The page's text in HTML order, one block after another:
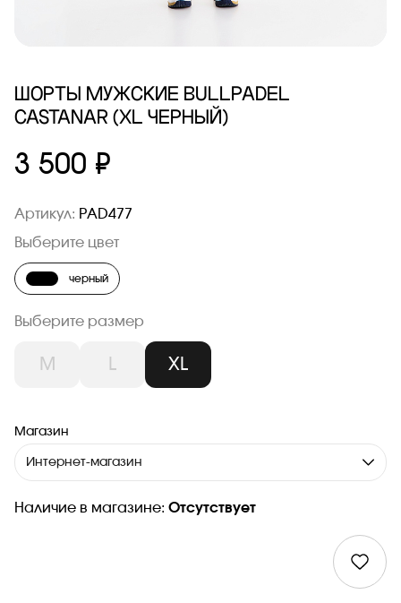
ШОРТЫ МУЖСКИЕ BULLPADEL
CASTANAR (XL ЧЕРНЫЙ)
3 500 ₽
Артикул: PAD477
Выберите размер
M L XL
Выберите цвет
черный
Магазин
Интернет-магазин
Наличие в магазине: Отсутствует